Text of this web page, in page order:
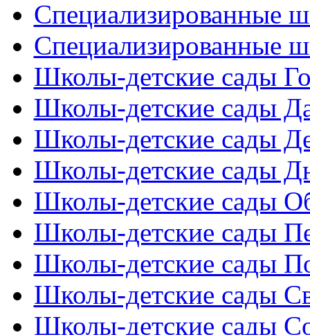
Специализированные
Специализированные
Школы-детские сады
Школы-детские сады
Школы-детские сады
Школы-детские сады
Школы-детские сады
Школы-детские сады
Школы-детские сады
Школы-детские сады
Школы-детские сады